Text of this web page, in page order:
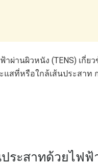
ผ่านผิวหนัง (TENS) เกี่
สที่หรือใกล้เส้นประสาท
ระสาทด้วยไฟฟ้